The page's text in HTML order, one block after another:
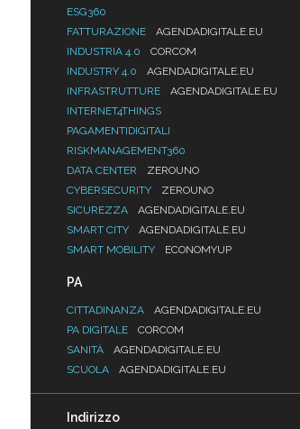
ESG360
FATTURAZIONE
AGENDADIGITALE.EU
INDUSTRIA 4.0
CORCOM
INDUSTRY 4.0
AGENDADIGITALE.EU
INFRASTRUTTURE
AGENDADIGITALE.EU
INTERNET4THINGS
PAGAMENTIDIGITALI
RISKMANAGEMENT360
DATA CENTER
ZEROUNO
CYBERSECURITY
ZEROUNO
SICUREZZA
AGENDADIGITALE.EU
SMART CITY
AGENDADIGITALE.EU
SMART MOBILITY
ECONOMYUP
PA
CITTADINANZA
AGENDADIGITALE.EU
PA DIGITALE
CORCOM
SANITÀ
AGENDADIGITALE.EU
SCUOLA
AGENDADIGITALE.EU
Indirizzo